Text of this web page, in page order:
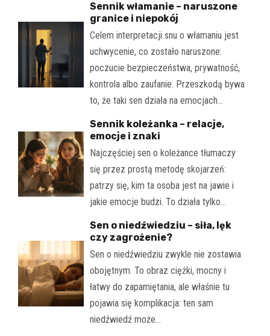
Sennik włamanie – naruszone
granice i niepokój
Celem interpretacji snu o włamaniu jest
uchwycenie, co zostało naruszone:
poczucie bezpieczeństwa, prywatność,
kontrola albo zaufanie. Przeszkodą bywa
to, że taki sen działa na emocjach…
Sennik koleżanka – relacje,
emocje i znaki
Najczęściej sen o koleżance tłumaczy
się przez prostą metodę skojarzeń:
patrzy się, kim ta osoba jest na jawie i
jakie emocje budzi. To działa tylko…
Sen o niedźwiedziu – siła, lęk
czy zagrożenie?
Sen o niedźwiedziu zwykle nie zostawia
obojętnym. To obraz ciężki, mocny i
łatwy do zapamiętania, ale właśnie tu
pojawia się komplikacja: ten sam
niedźwiedź może…